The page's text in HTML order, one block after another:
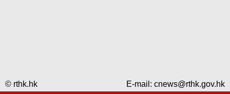
© rthk.hk E-mail: cnews@rthk.gov.hk